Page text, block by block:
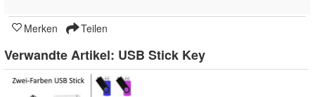
Merken Teilen
Verwandte Artikel: USB Stick Key